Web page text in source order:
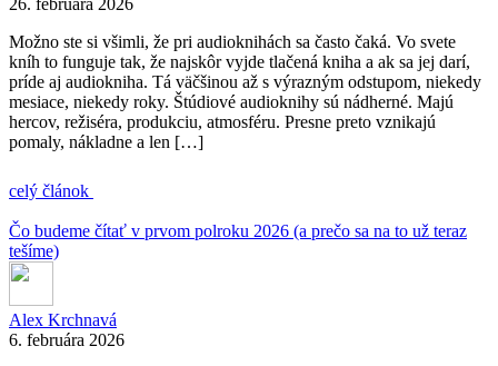
Možno ste si všimli, že pri audioknihách sa často čaká. Vo svete
kníh to funguje tak, že najskôr vyjde tlačená kniha a ak sa jej darí,
príde aj audiokniha. Tá väčšinou až s výrazným odstupom, niekedy
mesiace, niekedy roky. Štúdiové audioknihy sú nádherné. Majú
hercov, režiséra, produkciu, atmosféru. Presne preto vznikajú
pomaly, nákladne a len […]
celý článok
Čo budeme čítať v prvom polroku 2026 (a prečo sa na to už teraz
tešíme)
Alex Krchnavá
6. februára 2026